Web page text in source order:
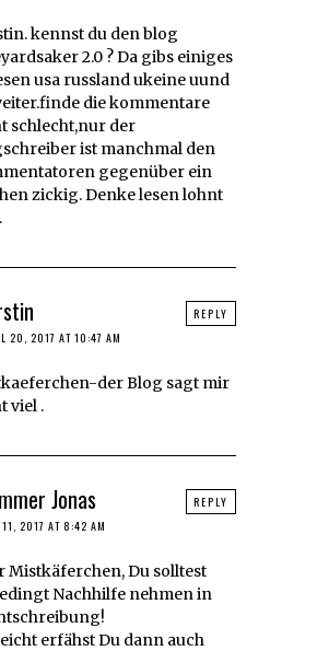
kennst du den blog
2.0 ? Da gibs einiges
usa russland ukeine uund
die kommentare
schlecht,nur der
ist manchmal den
gegenüber ein
zickig. Denke lesen lohnt
20, 2017 AT 10:47 AM
der Blog sagt mir
viel .
REPLY
Jonas
11, 2017 AT 8:42 AM
Mistkäferchen, Du solltest
Nachhilfe nehmen in
erfähst Du dann auch
REPLY